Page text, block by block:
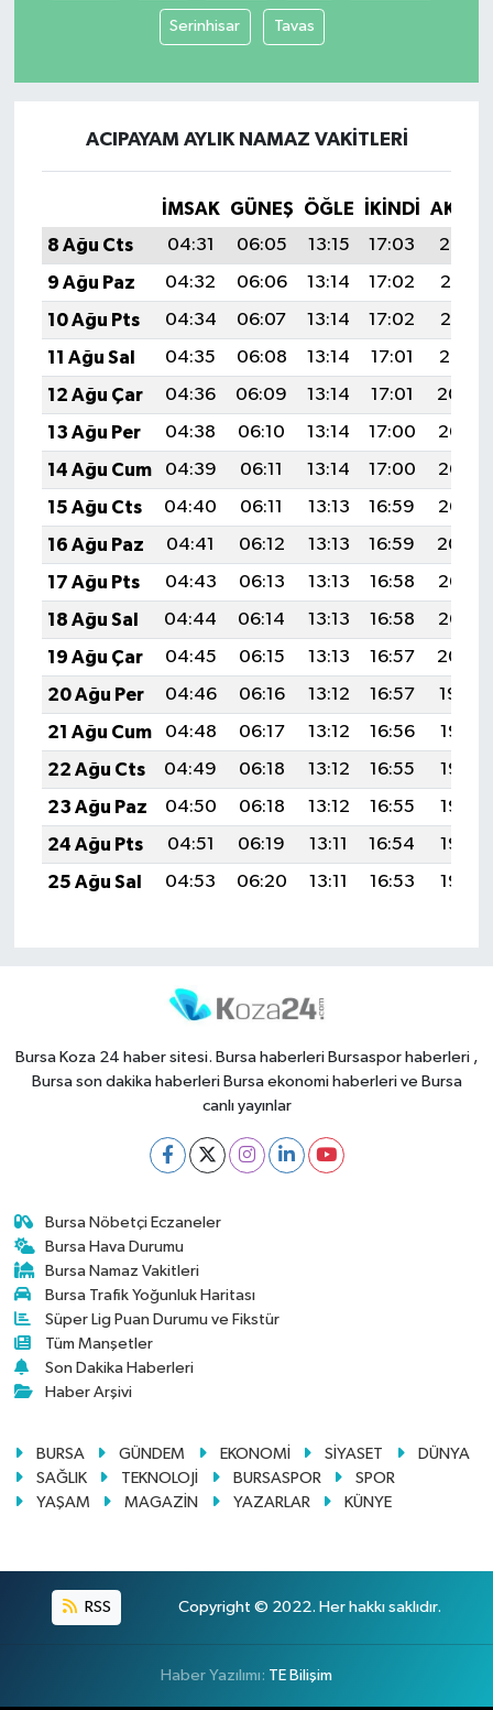
Serinhisar Tavas
ACIPAYAM AYLIK NAMAZ VAKITLERI
İMSAK GÜNEŞ ÖĞLE İKINDI
8 Ağu Cts
04:31 06:05 13:15 17:03
20:14
9 Ağu Paz
04:32 06:06 13:14 17:02
20:13
10 Ağu Pts
04:34 06:07 13:14 17:02
20:12
11 Ağu Sal
04:35 06:08 13:14 17:01
20:10
12 Ağu Çar
04:36 06:09 13:14 17:01
20:09
13 Ağu Per
04:38 06:10 13:14 17:00
20:08
14 Ağu Cum
04:39 06:11 13:14 17:00
20:07
15 Ağu Cts
04:40 06:11 13:13 16:59
20:05
16 Ağu Paz
04:41 06:12 13:13 16:59
20:04
17 Ağu Pts
04:43 06:13 13:13 16:58
20:03
18 Ağu Sal
04:44 06:14 13:13 16:58
20:02
19 Ağu Çar
04:45 06:15 13:13 16:57
20:00
20 Ağu Per
04:46 06:16 13:12 16:57
19:59
21 Ağu Cum
04:48 06:17 13:12 16:56
19:58
22 Ağu Cts
04:49 06:18 13:12 16:55
19:56
23 Ağu Paz
04:50 06:18 13:12 16:55
19:55
24 Ağu Pts
04:51 06:19 13:11 16:54
19:53
25 Ağu Sal
04:53 06:20 13:11 16:53 19:52
Bursa Koza 24 haber sitesi. Bursa haberleri Bursaspor haberleri ,
Bursa son dakika haberleri Bursa ekonomi haberleri ve Bursa
canlı yayınlar
Bursa Nöbetçi Eczaneler
Bursa Hava Durumu
Bursa Namaz Vakitleri
Bursa Trafik Yoğunluk Haritası
Süper Lig Puan Durumu ve Fikstür
Tüm Manşetler
Son Dakika Haberleri
Haber Arşivi
BURSA GÜNDEM EKONOMİ SİYASET
DÜNYA
SAĞLIK
TEKNOLOJİ BURSASPOR
SPOR
YAŞAM
MAGAZİN YAZARLAR KÜNYE
RSS Copyright © 2022. Her hakkı saklıdır.
Haber Yazılımı: TE Bilişim